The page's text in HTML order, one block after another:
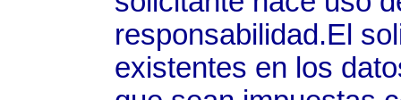
responsabilidad.El
existentes en los